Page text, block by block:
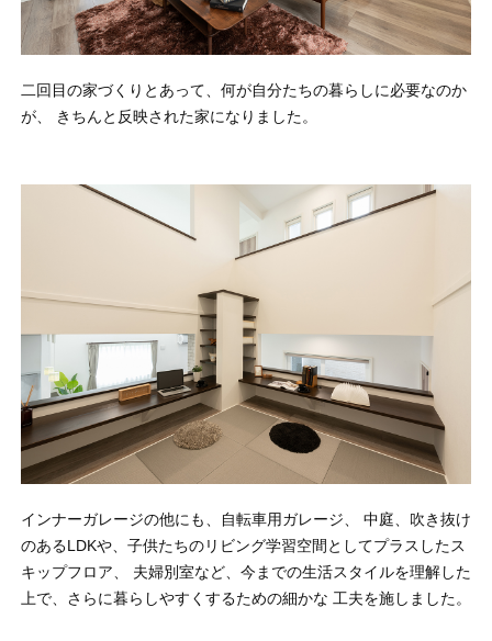
二回目の家づくりとあって、何が自分たちの暮らしに必要なのか
が、 きちんと反映された家になりました。
インナーガレージの他にも、自転車用ガレージ、 中庭、吹き抜け
のあるLDKや、子供たちのリビング学習空間としてプラスしたス
キップフロア、 夫婦別室など、今までの生活スタイルを理解した
上で、さらに暮らしやすくするための細かな 工夫を施しました。